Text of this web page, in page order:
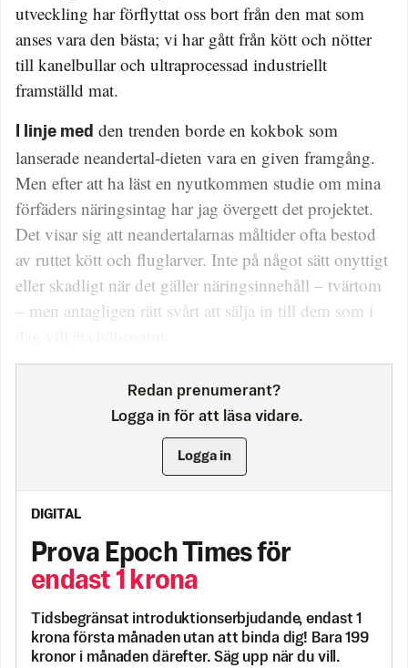
utveckling har förflyttat oss bort från den mat som
anses vara den bästa; vi har gått från kött och nötter
till kanelbullar och ultraprocessad industriellt
framställd mat.
I linje med den trenden borde en kokbok som
lanserade neandertal-dieten vara en given framgång.
Men efter att ha läst en nyutkommen studie om mina
förfäders näringsintag har jag övergett det projektet.
Det visar sig att neandertalarnas måltider ofta bestod
av ruttet kött och fluglarver. Inte på något sätt onyttigt
eller skadligt när det gäller näringsinnehåll – tvärtom
– men antagligen rätt svårt att sälja in till dem som i
Redan prenumerant?
Logga in för att läsa vidare.
Logga in
DIGITAL
Prova Epoch Times för
endast 1 krona
Tidsbegränsat introduktionserbjudande, endast 1
krona första månaden utan att binda dig! Bara 199
kronor i månaden därefter. Säg upp när du vill.